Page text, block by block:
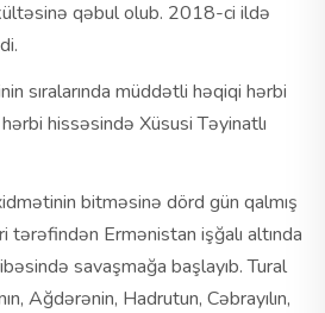
qəbul olub. 2018-ci ildə
sıralarında müddətli həqiqi hərbi
hissəsində Xüsusi Təyinatlı
bitməsinə dörd gün qalmış
Ermənistan işğalı altında
savaşmağa başlayıb. Tural
Ağdərənin, Hadrutun, Cəbrayılın,